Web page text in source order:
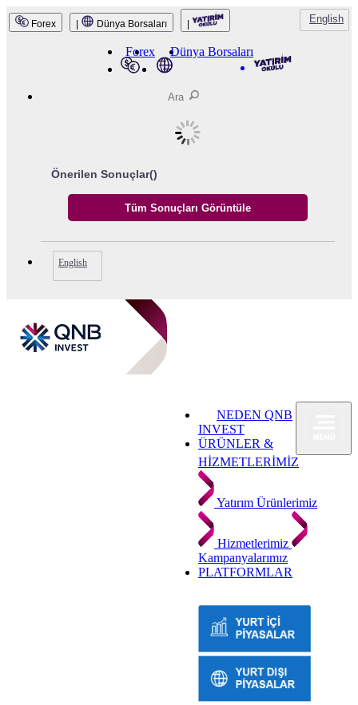
QNB Invest
Forex Dünya Borsaları English
Forex Dünya Borsaları
Önerilen Sonuçlar()
English
NEDEN QNB
INVEST
ÜRÜNLER &
HİZMETLERİMİZ
Yatırım Ürünlerimiz
Hizmetlerimiz
Kampanyalarımız
PLATFORMLAR